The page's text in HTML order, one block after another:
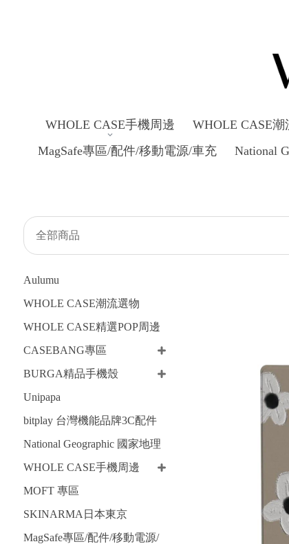
WHOLE CASE手機周邊 WHOLE CASE潮
MagSafe專區/配件/移動電源/車充
National
全部商品
Aulumu
WHOLE CASE潮流選物
WHOLE CASE精選POP周邊
CASEBANG專區
BURGA精品手機殼
Unipapa
bitplay 台灣機能品牌3C配件
National Geographic 國家地理
WHOLE CASE手機周邊
MOFT 專區
SKINARMA日本東京
MagSafe專區/配件/移動電源/